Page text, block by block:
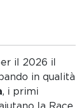
il 2026 il
in qualità
, i primi